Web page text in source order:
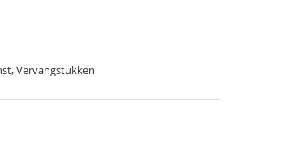
Vervangstukken